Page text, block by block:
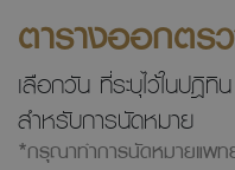
ตารางออกต
เลือกวัน ที่ระบุไว้ในปฎิทิ
สำหรับการนัดหมาย
*กรุณาทำการนัดหมายแพ